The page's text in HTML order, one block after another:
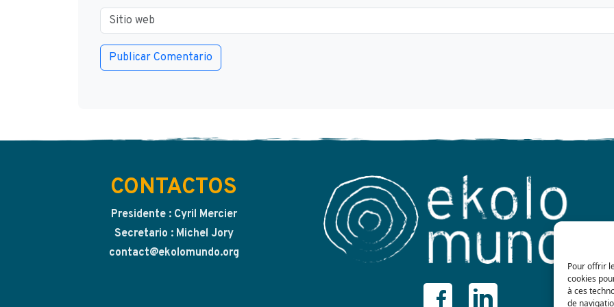
Pour offrir
cookies
à ces
de
CONTACTOS
Presidente : Cyril Mercier
Secretario : Michel Jory
contact@ekolomundo.org